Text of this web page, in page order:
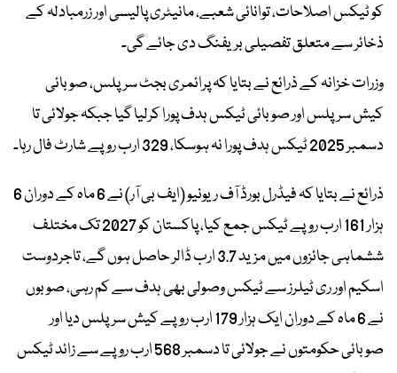
کو ٹیکس اصلاحات، توانائی شعبے، مانیٹری پالیسی اور زرمبادلہ کے
ذخائر سے متعلق تفصیلی بریفنگ دی جائے گی۔
وزرات خزانہ کے ذرائع نے بتایا کہ پرائمری بجٹ سرپلس، صوبائی
کیش سرپلس اور صوبائی ٹیکس ہدف پورا کرلیا گیا جبکہ جولائی تا
دسمبر 2025 ٹیکس ہدف پورا نہ ہوسکا، 329 ارب روپے شارٹ فال رہا۔
ذرائع نے بتایا کہ فیڈرل بورڈ آف ریونیو (ایف بی آر) نے 6 ماہ کے دوران 6
ہزار 161 ارب روپے ٹیکس جمع کیا، پاکستان کو 2027 تک مختلف
ششماہی جائزوں میں مزید 3.7 ارب ڈالر حاصل ہوں گے، تاجردوست
اسکیم اور ری ٹیلرز سے ٹیکس وصولی بھی ہدف سے کم رہی، صوبوں
نے 6 ماہ کے دوران ایک ہزار 179 ارب روپے کیش سرپلس دیا اور
صوبائی حکومتوں نے جولائی تا دسمبر 568 ارب روپے سے زائد ٹیکس